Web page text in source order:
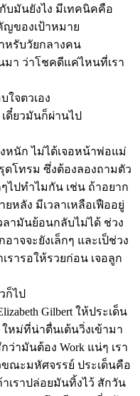
บมันยังไง มีเทคนิคคือ
ของเป้าหมาย
หรับวัยกลางคน
มา ว่าโชคดีแค่ไหนที่เรา
ใจตวเอง
ดี๋ยวมันก็ผ่านไป
หนัก ไม่ได้เจอหน้าพ่อแม่
โทรม ซึ่งต้องลองถามตัว
ไปทำไมกัน เช่น ถ้าอยาก
หลัง มีเวลาเหลือเฟืออยู่
ลามันย้อนกลับไม่ได้ ช่วง
าจจะยังเล็กๆ และเป็ช่วง
รารอให้รวยก่อน เจอลูก
ก็ไป
Gilbert ให้ประเด็น
ใหม่ที่น่าตื่นเต้นวิ่งเข้ามา
ว่ามันต้อง Work แน่ๆ เรา
ขณะมหัศจรรย์ ประเด็นคือ
เราปล่อยมันทิ้งไว้ สักวัน